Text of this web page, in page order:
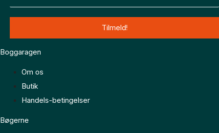
Boggaragen
Om os
Butik
Handels-betingelser
Bøgerne